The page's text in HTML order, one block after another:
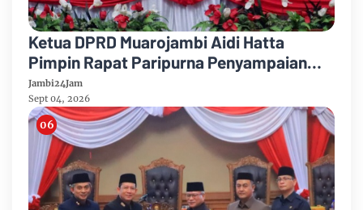
Ketua DPRD Muarojambi Aidi Hatta
Pimpin Rapat Paripurna Penyampaian
Rancangan Perubahan KUA-PPAS Tahun
Anggaran 2026
Jambi24Jam
Sept 04, 2026